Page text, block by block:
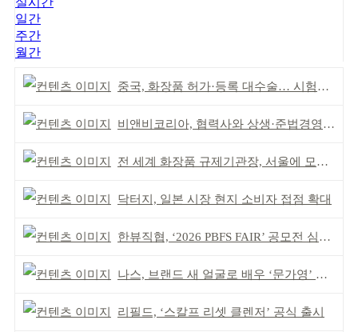
일간
주간
월간
중국, 화장품 허가·등록 대수술… 시험자료 공용 허용
비앤비코리아, 협력사와 상생·준법경영 선언
전 세계 화장품 규제기관장, 서울에 모인다
닥터지, 일본 시장 현지 소비자 접점 확대
한뷰직협, ‘2026 PBFS FAIR’ 공모전 심사 성료
나스, 브랜드 새 얼굴로 배우 ‘문가영’ 발탁
리필드, ‘스칼프 리셋 클렌저’ 공식 출시